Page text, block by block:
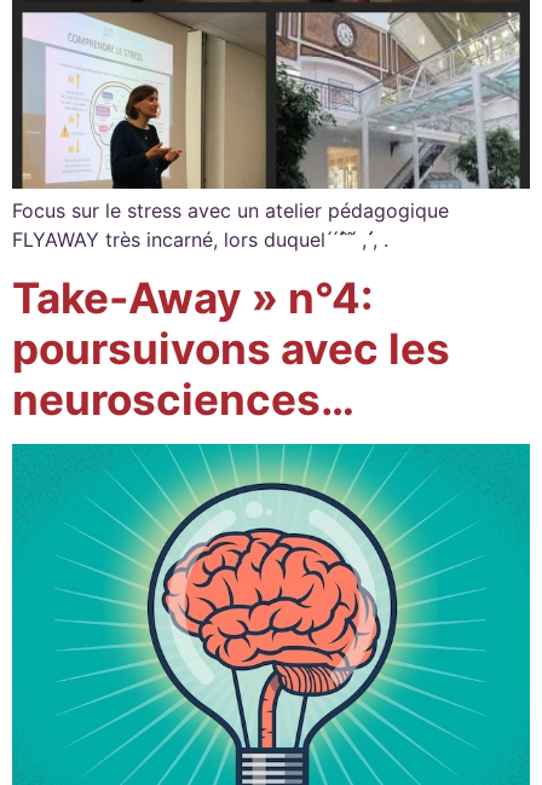
Focus sur le stress avec un atelier pédagogique
FLYAWAY très incarné, lors duquel ́ ́ ́́ ̂ ̂́ , ́́, .
Take-Away » n°4:
poursuivons avec les
neurosciences…